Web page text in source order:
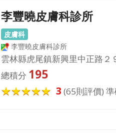
李豐曉皮膚科診所
皮膚科
李豐曉皮膚科診所
雲林縣虎尾鎮新興里中正路２
總積分 195
3 (65則評價)